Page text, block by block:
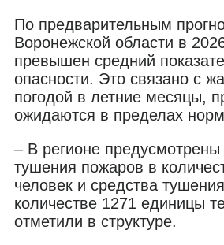
По предварительным
Воронежской области в
превышен средний
опасности. Это связано с
погодой в летние месяцы,
ожидаются в пределах
– В регионе
тушения пожаров в
человек и средства
количестве 1271 единицы
отметили в структуре.